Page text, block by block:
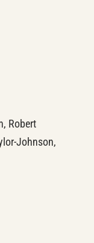
Robert
Johnson,